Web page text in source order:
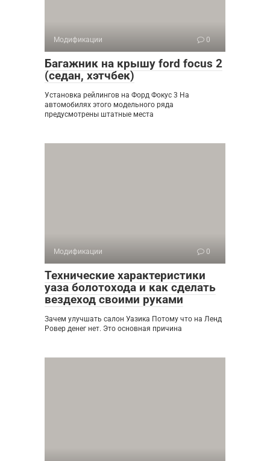
Модификации 0
Багажник на крышу ford focus 2
(седан, хэтчбек)
Установка рейлингов на Форд Фокус 3 На
автомобилях этого модельного ряда
предусмотрены штатные места
Модификации 0
Технические характеристики
уаза болотохода и как сделать
вездеход своими руками
Зачем улучшать салон Уазика Потому что на Ленд
Ровер денег нет. Это основная причина